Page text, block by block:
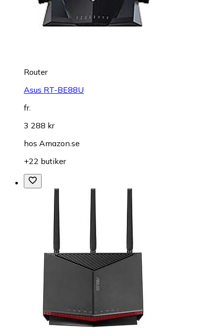
Router
Asus RT-BE88U
fr.
3 288 kr
hos Amazon.se
+22 butiker